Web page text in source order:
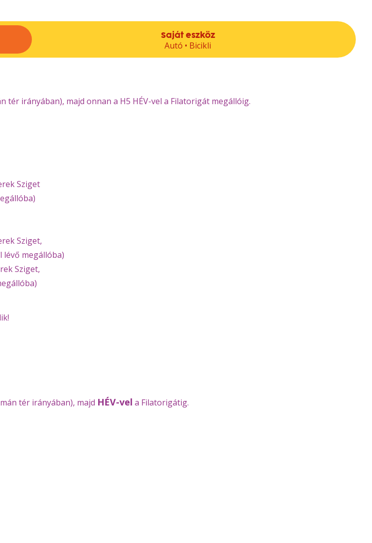
Saját eszköz
Autó • Bicikli
tér irányában), majd onnan a H5 HÉV-vel a Filatorigát megállóig.
Sziget
Sziget,
lévő megállóba)
Sziget,
tér irányában), majd HÉV-vel a Filatorigátig.